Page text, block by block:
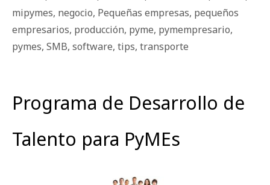
mipymes, negocio, Pequeñas empresas, pequeños
empresarios, producción, pyme, pymempresario,
pymes, SMB, software, tips, transporte
Programa de Desarrollo de
Talento para PyMEs